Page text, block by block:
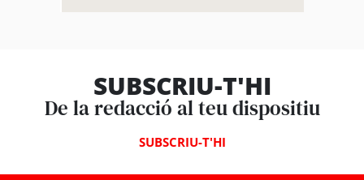
SUBSCRIU-T'HI
De la redacció al teu dispositiu
SUBSCRIU-T'HI